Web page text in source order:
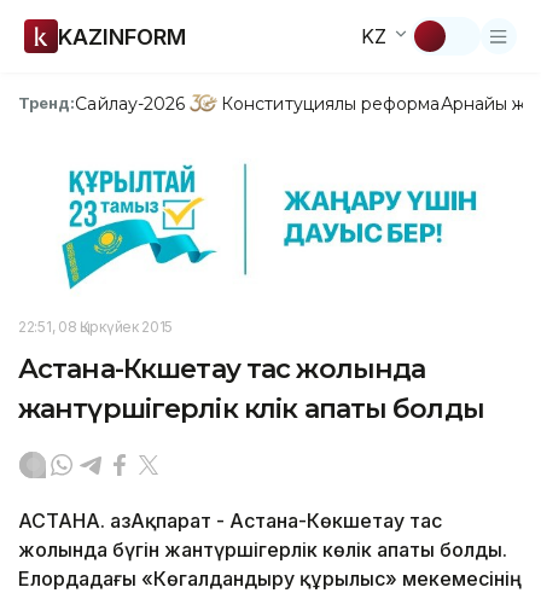
KAZINFORM KZ
Тренд:Сайлау-2026 Конституциялық реформаАрнайы
22:51, 08 Қыркүйек 2015
Астана-Көкшетау тас жолында
жантүршігерлік көлік апаты болды
АСТАНА. ҚазАқпарат - Астана-Көкшетау тас
жолында бүгін жантүршігерлік көлік апаты болды.
Елордадағы «Көгалдандыру құрылыс» мекемесінің